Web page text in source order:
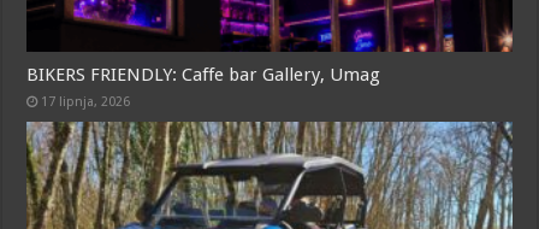
BIKERS FRIENDLY: Caffe bar Gallery, Umag
17 lipnja, 2026